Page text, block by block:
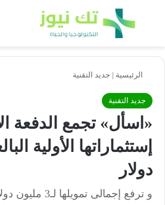
بحث عن
الرئيسية | جديد التقنية
جديد التقنية
«اسأل» تجمع الدفعة
دولار
و ترفع إجمالى تمويلها لـ3 مليون دولار..